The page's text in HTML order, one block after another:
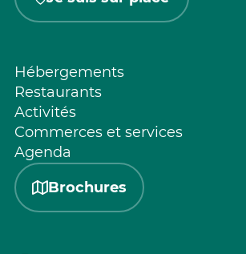
Hébergements
Restaurants
Activités
Commerces et services
Agenda
Brochures